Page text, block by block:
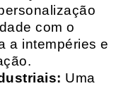
com o
a intempéries e
Uma